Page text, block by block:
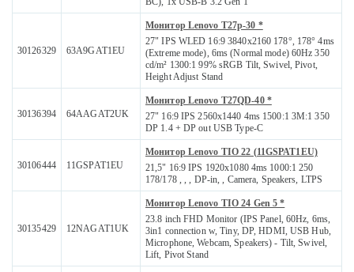
30126329 63A9GAT1EU
Монитор Lenovo T27p-30 *
27" IPS WLED 16:9 3840x2160 178°, 178° 4ms
(Extreme mode), 6ms (Normal mode) 60Hz 350
cd/m² 1300:1 99% sRGB Tilt, Swivel, Pivot,
Height Adjust Stand
30136394 64AAGAT2UK
Монитор Lenovo T27QD-40 *
27" 16:9 IPS 2560x1440 4ms 1500:1 3M:1 350
DP 1.4 + DP out USB Type-C
30106444 11GSPAT1EU
Монитор Lenovo TIO 22 (11GSPAT1EU)
21,5" 16:9 IPS 1920x1080 4ms 1000:1 250
178/178 , , , DP-in, , Camera, Speakers, LTPS
30135429 12NAGAT1UK
Монитор Lenovo TIO 24 Gen 5 *
23.8 inch FHD Monitor (IPS Panel, 60Hz, 6ms,
3in1 connection w, Tiny, DP, HDMI, USB Hub,
Microphone, Webcam, Speakers) - Tilt, Swivel,
Lift, Pivot Stand